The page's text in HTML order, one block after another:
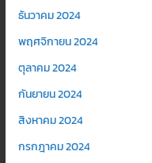
ธันวาคม 2024
พฤศจิกายน 2024
ตุลาคม 2024
กันยายน 2024
สิงหาคม 2024
กรกฎาคม 2024